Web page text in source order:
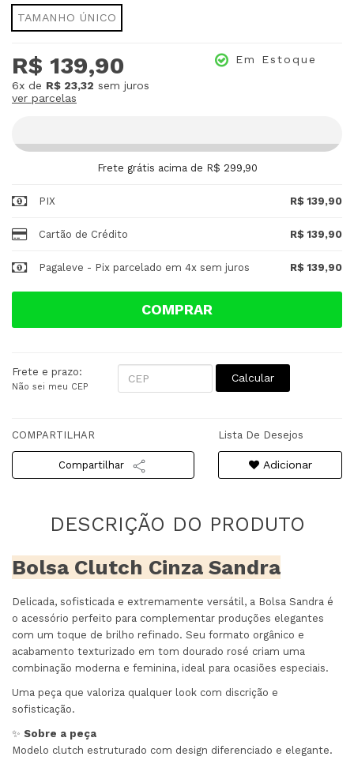
TAMANHO ÚNICO
R$ 139,90
6x de R$ 23,32 sem juros
ver parcelas
Em Estoque
Frete grátis acima de R$ 299,90
PIX R$ 139,90
Cartão de Crédito R$ 139,90
Pagaleve - Pix parcelado em 4x sem juros R$ 139,90
COMPRAR
Frete e prazo:
Não sei meu CEP
Calcular
COMPARTILHAR
Compartilhar
Lista De Desejos
Adicionar
Bolsa Clutch Cinza Sandra
Delicada, sofisticada e extremamente versátil, a Bolsa Sandra é
o acessório perfeito para complementar produções elegantes
com um toque de brilho refinado. Seu formato orgânico e
acabamento texturizado em tom dourado rosé criam uma
combinação moderna e feminina, ideal para ocasiões especiais.
Uma peça que valoriza qualquer look com discrição e
sofisticação.
✨ Sobre a peça
Modelo clutch estruturado com design diferenciado e elegante.